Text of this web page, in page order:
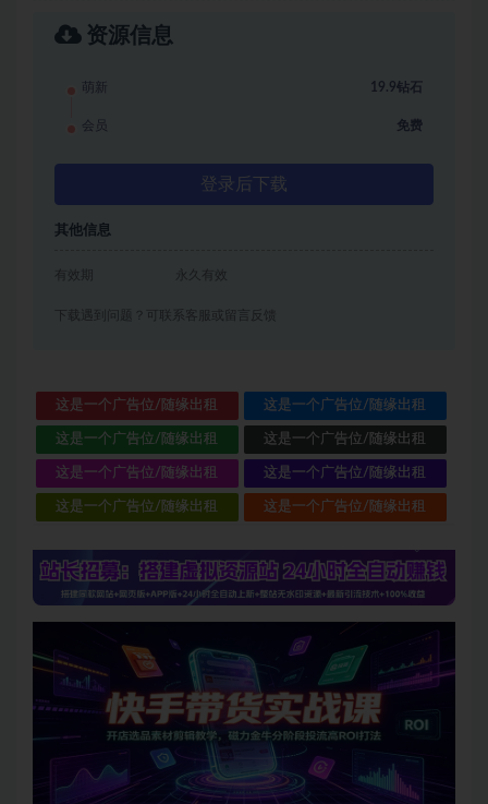
资源信息
萌新 19.9钻石
会员 免费
登录后下载
其他信息
有效期 永久有效
下载遇到问题？可联系客服或留言反馈
这是一个广告位/随缘出租 这是一个广告位/随缘出租
这是一个广告位/随缘出租 这是一个广告位/随缘出租
这是一个广告位/随缘出租 这是一个广告位/随缘出租
这是一个广告位/随缘出租 这是一个广告位/随缘出租